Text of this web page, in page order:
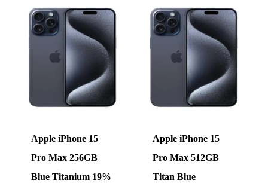
Apple iPhone 15
Pro Max 256GB
Blue Titanium 19%
Apple iPhone 15
Pro Max 512GB
Titan Blue